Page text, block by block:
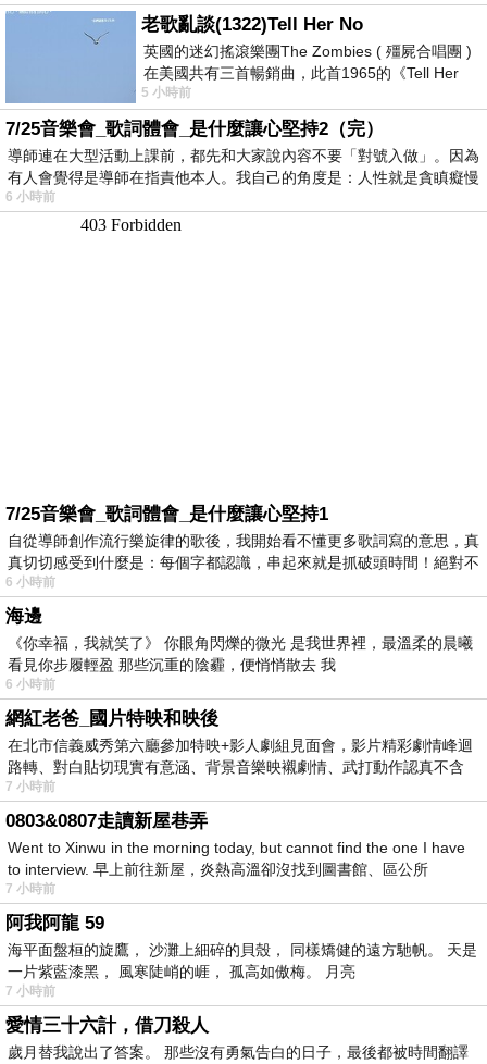
老歌亂談(1322)Tell Her No
英國的迷幻搖滾樂團The Zombies ( 殭屍合唱團 )
在美國共有三首暢銷曲，此首1965的《Tell Her
No》即為其中之一，在告示牌百大單曲
5 小時前
7/25音樂會_歌詞體會_是什麼讓心堅持2（完）
導師連在大型活動上課前，都先和大家說內容不要「對號入做」。因為
有人會覺得是導師在指責他本人。我自己的角度是：人性就是貪瞋癡慢
6 小時前
7/25音樂會_歌詞體會_是什麼讓心堅持1
自從導師創作流行樂旋律的歌後，我開始看不懂更多歌詞寫的意思，真
真切切感受到什麼是：每個字都認識，串起來就是抓破頭時間！絕對不
6 小時前
海邊
《你幸福，我就笑了》 你眼角閃爍的微光 是我世界裡，最溫柔的晨曦
看見你步履輕盈 那些沉重的陰霾，便悄悄散去 我
6 小時前
網紅老爸_國片特映和映後
在北市信義威秀第六廳參加特映+影人劇組見面會，影片精彩劇情峰迴
路轉、對白貼切現實有意涵、背景音樂映襯劇情、武打動作認真不含
糊、
7 小時前
0803&0807走讀新屋巷弄
Went to Xinwu in the morning today, but cannot find the one I have
to interview. 早上前往新屋，炎熱高溫卻沒找到圖書館、區公所
7 小時前
阿我阿龍 59
海平面盤桓的旋鷹， 沙灘上細碎的貝殼， 同樣矯健的遠方馳帆。 天是
一片紫藍漆黑， 風寒陡峭的崕， 孤高如傲梅。 月亮
7 小時前
愛情三十六計，借刀殺人
歲月替我說出了答案。 那些沒有勇氣告白的日子，最後都被時間翻譯